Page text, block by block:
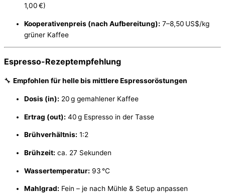
1,00 €)
Kooperativenpreis (nach Aufbereitung): 7–8,50 US$/kg
grüner Kaffee
Espresso-Rezeptempfehlung
🔧 Empfohlen für helle bis mittlere Espressoröstungen
Dosis (in): 20 g gemahlener Kaffee
Ertrag (out): 40 g Espresso in der Tasse
Brühverhältnis: 1:2
Brühzeit: ca. 27 Sekunden
Wassertemperatur: 93 °C
Mahlgrad: Fein – je nach Mühle & Setup anpassen